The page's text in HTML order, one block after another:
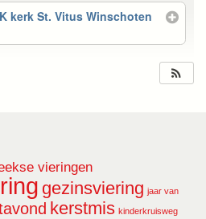
kerk St. Vitus Winschoten
vieringen
gezinsviering jaar van
kerstmis kinderkruisweg